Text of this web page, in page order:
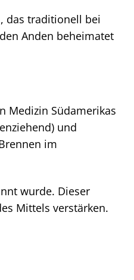
, das traditionell bei
Anden beheimatet
Medizin Südamerikas
und
im
wurde. Dieser
Mittels verstärken.